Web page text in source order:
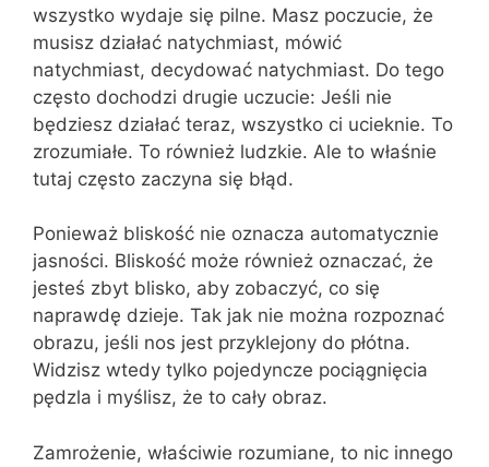
wszystko wydaje się pilne. Masz poczucie, że
musisz działać natychmiast, mówić
natychmiast, decydować natychmiast. Do tego
często dochodzi drugie uczucie: Jeśli nie
będziesz działać teraz, wszystko ci ucieknie. To
zrozumiałe. To również ludzkie. Ale to właśnie
tutaj często zaczyna się błąd.
Ponieważ bliskość nie oznacza automatycznie
jasności. Bliskość może również oznaczać, że
jesteś zbyt blisko, aby zobaczyć, co się
naprawdę dzieje. Tak jak nie można rozpoznać
obrazu, jeśli nos jest przyklejony do płótna.
Widzisz wtedy tylko pojedyncze pociągnięcia
pędzla i myślisz, że to cały obraz.
Zamrożenie, właściwie rozumiane, to nic innego